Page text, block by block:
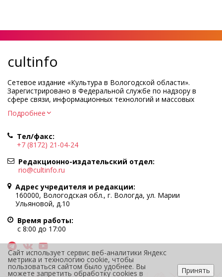
cultinfo
Сетевое издание «Культура в Вологодской области».
Зарегистрировано в Федеральной службе по надзору в
сфере связи, информационных технологий и массовых
Регистрационный номер и дата принятия решения о
Учредитель КУ ВО «Информационно-аналитический центр
культуры»
Адрес учредителя и редакции: 160000, Вологодская обл., г.
Вологда, ул. Марии Ульяновой, д.10
Главный редактор — Легчанова Елена Григорьевна
Политика в отношении обработки персональных данных
При полном или частичном использовании информации
портала гиперссылка на cultinfo.ru обязательна.
Редакция не несет ответственности за достоверность
информации, содержащейся в рекламных объявлениях.
12+
Подробнее
Тел/факс:
+7 (8172) 21-04-24
Редакционно-издательский отдел:
rio@cultinfo.ru
Адрес учредителя и редакции:
160000, Вологодская обл., г. Вологда, ул. Марии
Ульяновой, д.10
Время работы:
с 8:00 до 17:00
Сайт использует сервис веб-аналитики Яндекс
метрика и технологию cookie, чтобы
пользоваться сайтом было удобнее. Вы
можете запретить обработку cookies в Принять